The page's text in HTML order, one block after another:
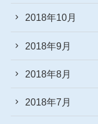
2018年10月
2018年9月
2018年8月
2018年7月